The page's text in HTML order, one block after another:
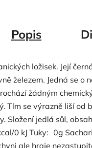
Popis
ložisek. Její
železem. Jedná se o
žádným
Tím se výrazně liší od
Složení jedlá sůl,
0 kJ Tuky: 0g
ale hraje